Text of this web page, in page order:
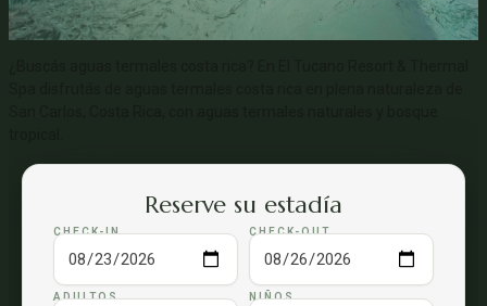
Reserve su estadía
CHECK-IN CHECK-OUT
ADULTOS NIÑOS